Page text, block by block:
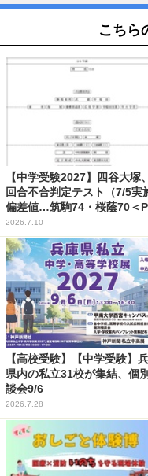
こちら
【中学受験2027】四谷大塚
回合不合判定テスト（7/5実
偏差値…筑駒74・桜蔭70＜
2026.7.10
【高校受験】【中学受験】
県内の私立31校が集結、個
談会9/6
2026.7.28